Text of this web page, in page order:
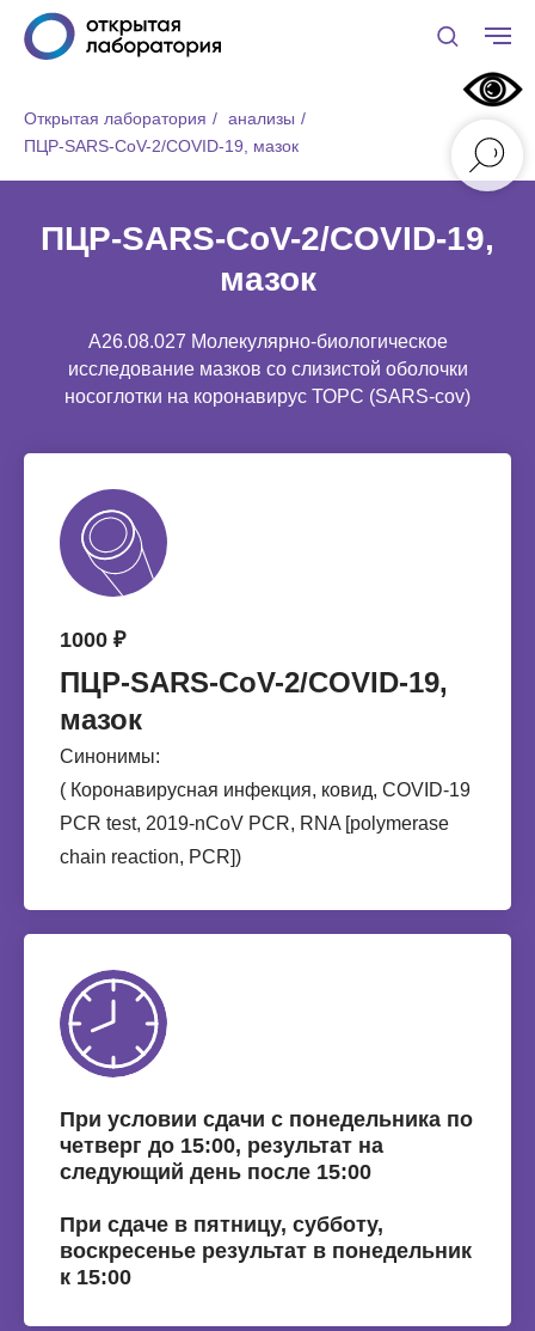
Открытая лаборатория / анализы /
ПЦР-SARS-CoV-2/COVID-19, мазок
ПЦР-SARS-CoV-2/COVID-19,
мазок
A26.08.027 Молекулярно-биологическое
исследование мазков со слизистой оболочки
носоглотки на коронавирус ТОРС (SARS-cov)
1000 ₽
ПЦР-SARS-CoV-2/COVID-19,
мазок
Синонимы:
( Коронавирусная инфекция, ковид, COVID-19
PCR test, 2019-nCoV PCR, RNA [polymerase
chain reaction, PCR])
При условии сдачи c понедельника по
четверг до 15:00, результат на
следующий день после 15:00
При сдаче в пятницу, субботу,
воскресенье результат в понедельник
к 15:00